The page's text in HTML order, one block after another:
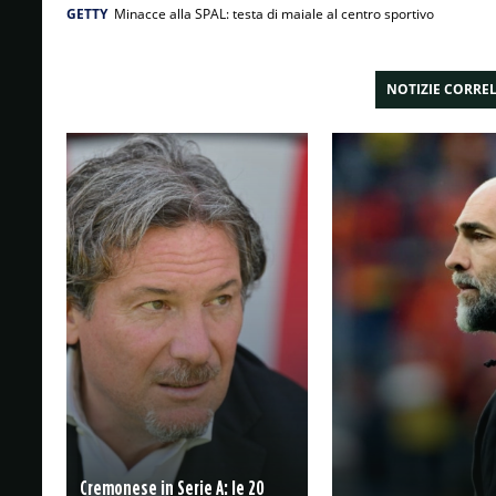
GETTY Minacce alla SPAL: testa di maiale al centro sportivo
NOTIZIE
Cremonese in Serie A: le 20